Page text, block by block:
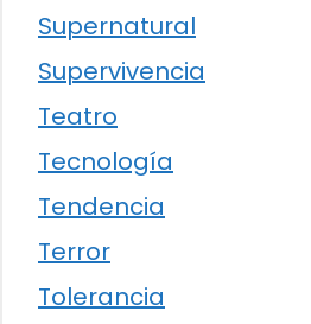
Supernatural
Supervivencia
Teatro
Tecnología
Tendencia
Terror
Tolerancia